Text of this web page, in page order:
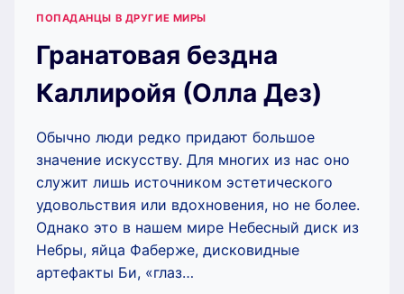
ПОПАДАНЦЫ В ДРУГИЕ МИРЫ
Гранатовая бездна
Каллиройя (Олла Дез)
Обычно люди редко придают большое
значение искусству. Для многих из нас оно
служит лишь источником эстетического
удовольствия или вдохновения, но не более.
Однако это в нашем мире Небесный диск из
Небры, яйца Фаберже, дисковидные
артефакты Би, «глаз…